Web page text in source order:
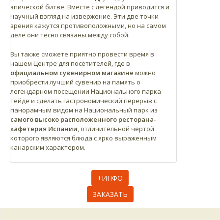
Муссовый флан, кофейное печенье и шербет/
Предложения для вегетарианского бранча
Местное игристое вино
Сок из ананаса, мяты и имбиря (Тропический
ананас с Эль-Йерро и ароматные травы с
Тенерифе)
На выбор предоставляется кофе, кофе с
молоком, шоколад, ...
Ассорти из различной выпечки, джем и масло
Ассорти из хлеба, канарских сыров и
дополнительных закусок (Сыры из
Фуэртевентуры, Гран-Канарии и Тенерифе)
эпической битве. Вместе с легендой приводится и
научный взгляд на извержение. Эти две точки
зрения кажутся противоположными, но на самом
деле они тесно связаны между собой.
Вы также сможете приятно провести время в
нашем Центре для посетителей, где в
официальном сувенирном магазине можно
приобрести лучший сувенир на память о
легендарном посещении Национального парка
Тейде и сделать гастрономический перерыв с
панорамным видом на Национальный парк из
самого высоко расположенного ресторана-
кафетерия Испании, отличительной чертой
которого являются блюда с ярко выраженным
канарским характером.
+ИНФО
ЗАКАЗАТЬ